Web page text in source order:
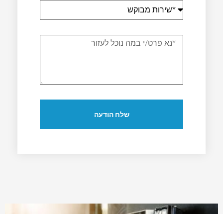
שירות
פירוט
שלח הודעה